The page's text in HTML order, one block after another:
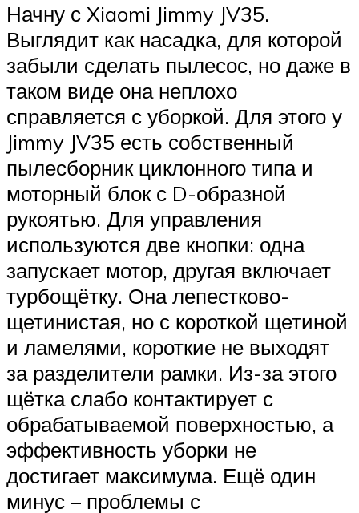
Начну с Xiaomi Jimmy JV35.
Выглядит как насадка, для которой
забыли сделать пылесос, но даже в
таком виде она неплохо
справляется с уборкой. Для этого у
Jimmy JV35 есть собственный
пылесборник циклонного типа и
моторный блок с D-образной
рукоятью. Для управления
используются две кнопки: одна
запускает мотор, другая включает
турбощётку. Она лепестково-
щетинистая, но с короткой щетиной
и ламелями, короткие не выходят
за разделители рамки. Из-за этого
щётка слабо контактирует с
обрабатываемой поверхностью, а
эффективность уборки не
достигает максимума. Ещё один
минус – проблемы с